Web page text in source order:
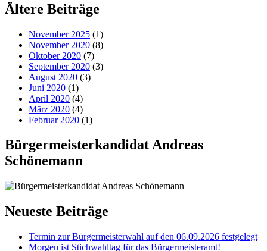
Ältere Beiträge
November 2025 (1)
November 2020 (8)
Oktober 2020 (7)
September 2020 (3)
August 2020 (3)
Juni 2020 (1)
April 2020 (4)
März 2020 (4)
Februar 2020 (1)
Bürgermeisterkandidat Andreas
Schönemann
Neueste Beiträge
Termin zur Bürgermeisterwahl auf den 06.09.2026 festgelegt
Morgen ist Stichwahltag für das Bürgermeisteramt!